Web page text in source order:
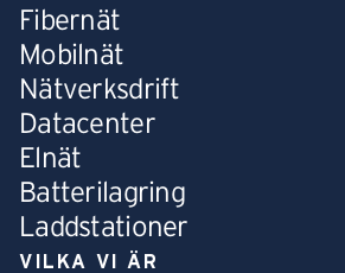
Fibernät
Mobilnät
Nätverksdrift
Datacenter
Elnät
Batterilagring
Laddstationer
VILKA VI ÄR